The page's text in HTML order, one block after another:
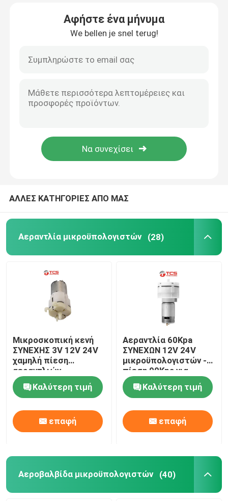
Σχετικά με εμάς
Επισκεψή εργοστασίου
Έλεγχος ποιότητας
Ειδήσεις
Ζητήστε μια προσφορά
Αεραντλία μικροϋπολογιστών
Κενή αντλία μικροϋπολογιστών
Αεροβαλβίδα μικροϋπολογιστών
Αντλία αέρα για καρέκλες μασάζ
Μηχανή εργαλείων μετάλλων μικροϋπολογιστών
Υδραντλία μικροϋπολογιστών
Αφήστε ένα μήνυμα
We bellen je snel terug!
ΑΛΛΕΣ ΚΑΤΗΓΟΡΙΕΣ ΑΠΟ ΜΑΣ
Αεραντλία μικροϋπολογιστών (28)
Μικροσκοπική κενή
ΣΥΝΕΧΗΣ 3V 12V 24V
χαμηλή πίεση
αεραντλιών
μικροϋπολογιστών
για το κάθισμα
αυτοκινήτων
Καλύτερη τιμή
επαφή
Αεραντλία 60Kpa
ΣΥΝΕΧΩΝ 12V 24V
μικροϋπολογιστών -
πίεση 90Kpa για
Massager
Καλύτερη τιμή
επαφή
Αεροβαλβίδα μικροϋπολογιστών (40)